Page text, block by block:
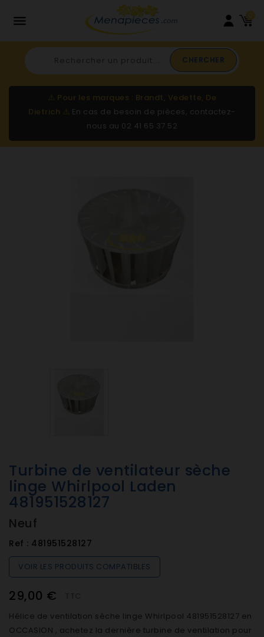
 0
CHERCHER
⚠️ Pour les marques : Brandt, Vedette, De
Dietrich ⚠️ En cas de besoin de pièces, contactez-
nous au 02 41 65 37 52
Turbine de ventilateur sèche
linge Whirlpool Laden
481951528127
Neuf
Ref : 481951528127
VOIR LES PRODUITS COMPATIBLES
29,00 €
Hélice de ventilation sèche linge Whirlpool 481951528127 en
OCCASION , achetez la dernière turbine de ventilation pour